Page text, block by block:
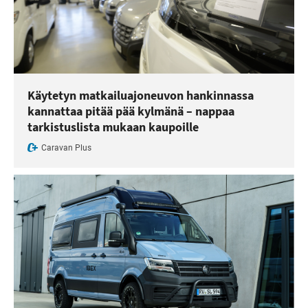
Käytetyn matkailuajoneuvon hankinnassa
kannattaa pitää pää kylmänä – nappaa
tarkistuslista mukaan kaupoille
Caravan Plus